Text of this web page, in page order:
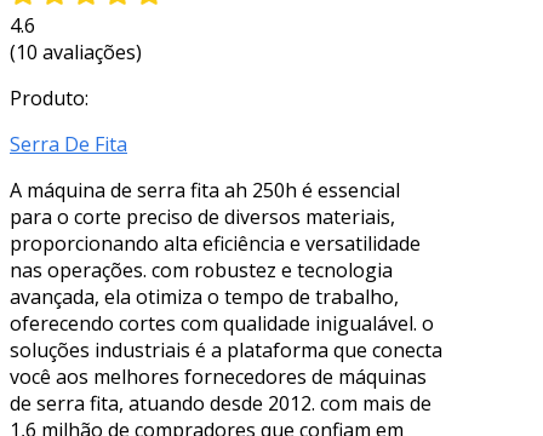
4.6
(10 avaliações)
Produto:
Serra De Fita
A máquina de serra fita ah 250h é essencial
para o corte preciso de diversos materiais,
proporcionando alta eficiência e versatilidade
nas operações. com robustez e tecnologia
avançada, ela otimiza o tempo de trabalho,
oferecendo cortes com qualidade inigualável. o
soluções industriais é a plataforma que conecta
você aos melhores fornecedores de máquinas
de serra fita, atuando desde 2012. com mais de
1,6 milhão de compradores que confiam em